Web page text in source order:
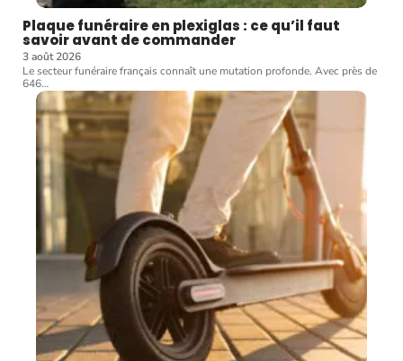
Plaque funéraire en plexiglas : ce qu’il faut
savoir avant de commander
3 août 2026
Le secteur funéraire français connaît une mutation profonde. Avec près de
646…